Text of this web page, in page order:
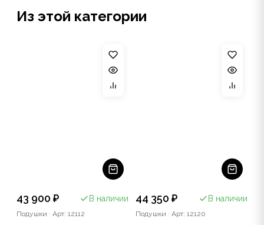
Из этой категории
43 900 ₽ В наличии
Подушки · Арт: 12112
44 350 ₽ В наличии
Подушки · Арт: 12120